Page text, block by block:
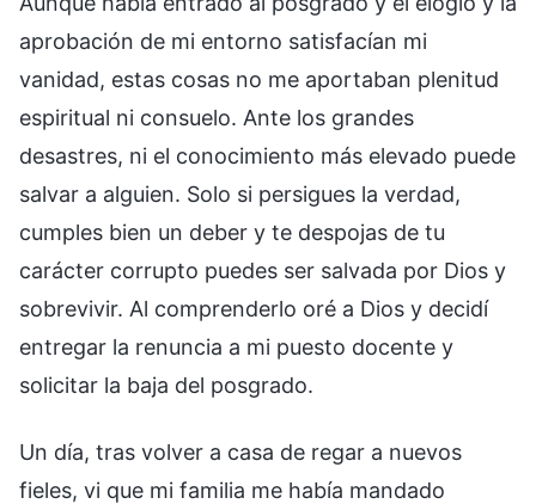
aprobación de mi entorno satisfacían mi
vanidad, estas cosas no me aportaban plenitud
espiritual ni consuelo. Ante los grandes
desastres, ni el conocimiento más elevado puede
salvar a alguien. Solo si persigues la verdad,
cumples bien un deber y te despojas de tu
carácter corrupto puedes ser salvada por Dios y
sobrevivir. Al comprenderlo oré a Dios y decidí
entregar la renuncia a mi puesto docente y
solicitar la baja del posgrado.
Un día, tras volver a casa de regar a nuevos
fieles, vi que mi familia me había mandado